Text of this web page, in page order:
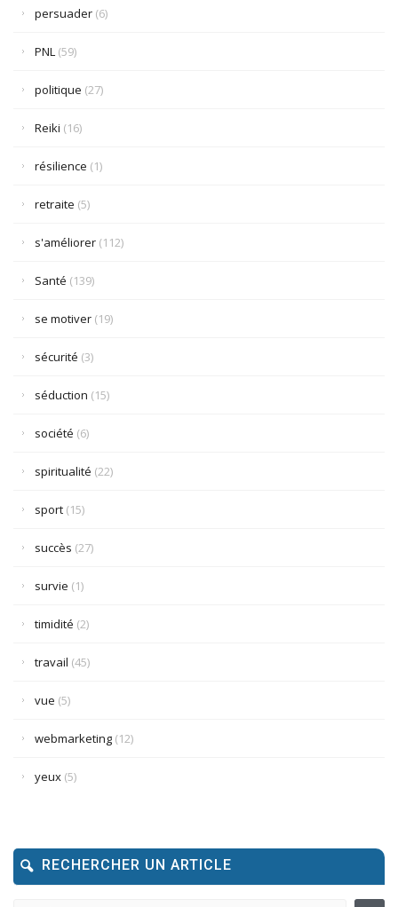
persuader (6)
PNL (59)
politique (27)
Reiki (16)
résilience (1)
retraite (5)
s'améliorer (112)
Santé (139)
se motiver (19)
sécurité (3)
séduction (15)
société (6)
spiritualité (22)
sport (15)
succès (27)
survie (1)
timidité (2)
travail (45)
vue (5)
webmarketing (12)
yeux (5)
RECHERCHER UN ARTICLE